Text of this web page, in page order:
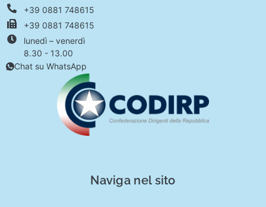
+39 0881 748615
+39 0881 748615
lunedì – venerdì
8.30 - 13.00
Chat su WhatsApp
Naviga nel sito